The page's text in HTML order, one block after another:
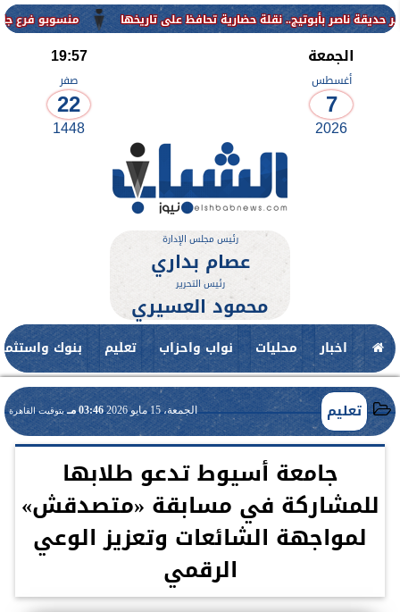
منسوبو فرع جامعة الأزهر
الجمعة
أغسطس
7
2026
19:57
صفر
22
1448
رئيس مجلس الإدارة
عصام بداري
رئيس التحرير
محمود العسيري
اخبار محليات نواب واحزاب تعليم بنوك
تعليم الجمعة، 15 مايو 2026 03:46 مـ بتوقيت القاهرة
جامعة أسيوط تدعو طلابها
للمشاركة في مسابقة «متصدقش»
لمواجهة الشائعات وتعزيز الوعي
الرقمي